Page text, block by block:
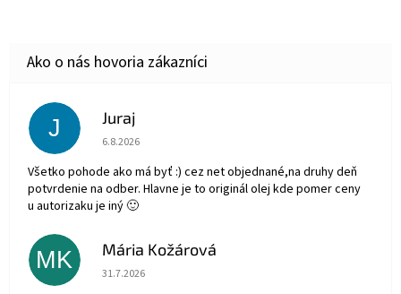
J Juraj
Hodnotenie obchodu je 5 z 5 hviezdičiek.
6.8.2026
Všetko pohode ako má byť :) cez net objednané,na druhy deň
potvrdenie na odber. Hlavne je to originál olej kde pomer ceny
u autorizaku je iný 🙂
MK Mária Kožárová
Hodnotenie obchodu je 5 z 5 hviezdičiek.
31.7.2026